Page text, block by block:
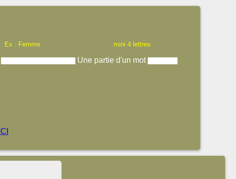
Ex : Femme mini 4 lettres
Une partie d'un mot
ICI